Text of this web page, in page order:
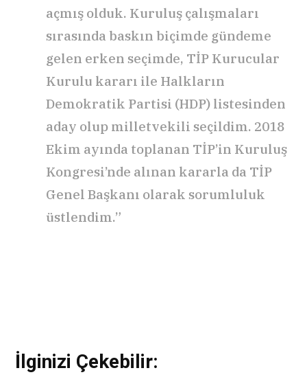
açmış olduk. Kuruluş çalışmaları
sırasında baskın biçimde gündeme
gelen erken seçimde, TİP Kurucular
Kurulu kararı ile Halkların
Demokratik Partisi (HDP) listesinden
aday olup milletvekili seçildim. 2018
Ekim ayında toplanan TİP’in Kuruluş
Kongresi’nde alınan kararla da TİP
Genel Başkanı olarak sorumluluk
üstlendim.”
İlginizi Çekebilir: